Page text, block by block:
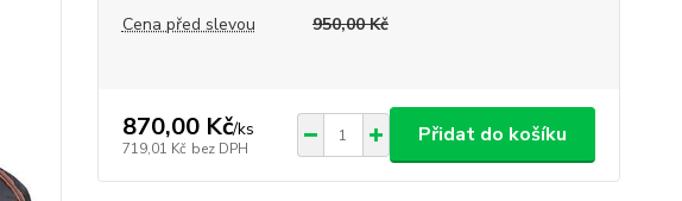
Cena před slevou 950,00 Kč
870,00 Kč/ks
719,01 Kč bez DPH
Přidat do košíku